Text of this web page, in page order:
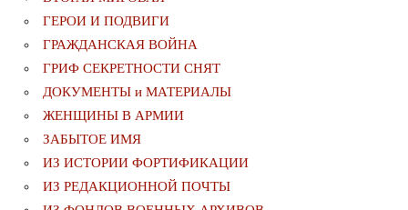
ГЕРОИ И ПОДВИГИ
ГРАЖДАНСКАЯ ВОЙНА
ГРИФ СЕКРЕТНОСТИ СНЯТ
ДОКУМЕНТЫ и МАТЕРИАЛЫ
ЖЕНЩИНЫ В АРМИИ
ЗАБЫТОЕ ИМЯ
ИЗ ИСТОРИИ ФОРТИФИКАЦИИ
ИЗ РЕДАКЦИОННОЙ ПОЧТЫ